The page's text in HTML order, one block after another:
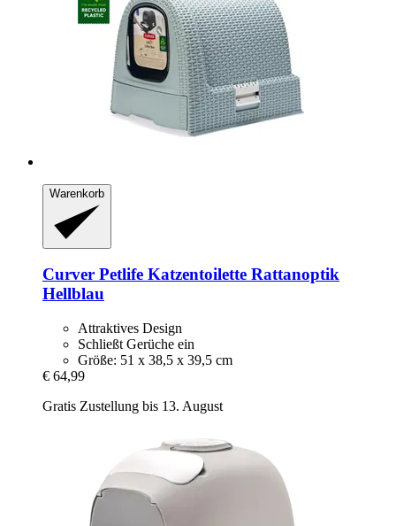
Warenkorb
Curver Petlife Katzentoilette Rattanoptik
Hellblau
Attraktives Design
Schließt Gerüche ein
Größe: 51 x 38,5 x 39,5 cm
€ 64,99
Gratis Zustellung bis 13. August